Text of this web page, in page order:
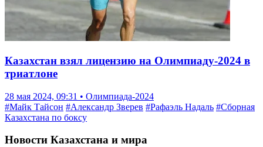
Казахстан взял лицензию на Олимпиаду-2024 в
триатлоне
28 мая 2024, 09:31 • Олимпиада-2024
#Майк Тайсон #Александр Зверев #Рафаэль Надаль #Сборная
Казахстана по боксу
Новости Казахстана и мира